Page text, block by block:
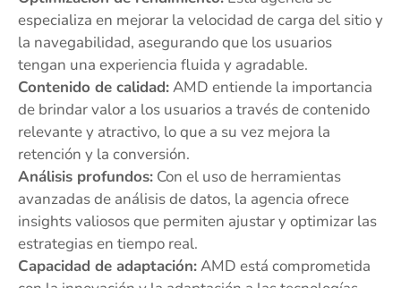
especializa en mejorar la velocidad de carga del sitio y
la navegabilidad, asegurando que los usuarios
tengan una experiencia fluida y agradable.
Contenido de calidad:AMD entiende la importancia
de brindar valor a los usuarios a través de contenido
relevante y atractivo, lo que a su vez mejora la
retención y la conversión.
Análisis profundos: Con el uso de herramientas
avanzadas de análisis de datos, la agencia ofrece
insights valiosos que permiten ajustar y optimizar las
estrategias en tiempo real.
Capacidad de adaptación:AMD está comprometida